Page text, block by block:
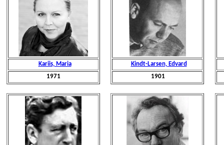
Kariis, Maria
1971
Kindt-Larsen, Edvard
1901